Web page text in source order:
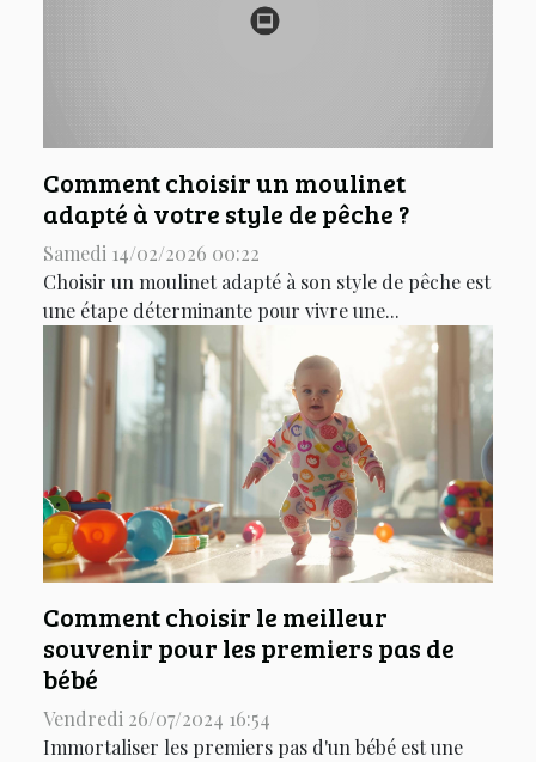
Comment choisir un moulinet
adapté à votre style de pêche ?
Samedi 14/02/2026 00:22
Choisir un moulinet adapté à son style de pêche est
une étape déterminante pour vivre une...
Comment choisir le meilleur
souvenir pour les premiers pas de
bébé
Vendredi 26/07/2024 16:54
Immortaliser les premiers pas d'un bébé est une